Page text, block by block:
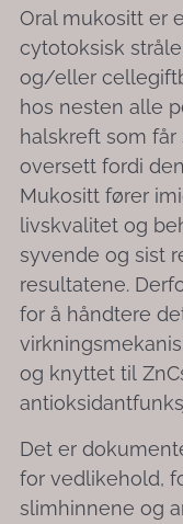
Oral mukositt er
cytotoksisk
og/eller
hos nesten alle
halskreft som
oversett fordi
Mukositt fører
livskvalitet og
syvende og sist
resultatene.
for å håndtere
og knyttet til
Det er
for vedlikehold,
slimhinnene og